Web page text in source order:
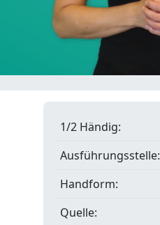
1/2 Händig:
Ausführungsstelle:
Handform:
Quelle: